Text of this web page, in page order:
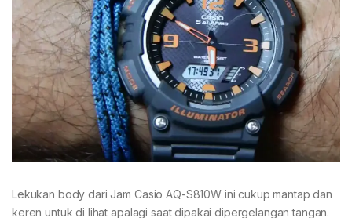
Lekukan body dari Jam Casio AQ-S810W ini cukup mantap dan
keren untuk di lihat apalagi saat dipakai dipergelangan tangan.